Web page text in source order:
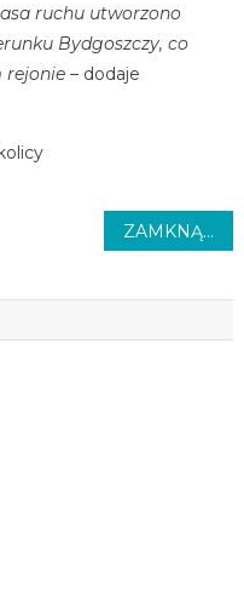
ruchu utworzono
Bydgoszczy, co
–dodaje
ZAMKNĄ ULICĘ